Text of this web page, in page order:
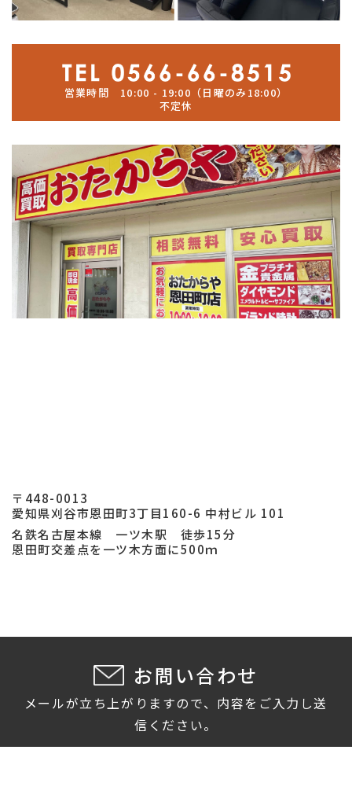
営業時間 10:00 - 19:00（日曜のみ18:00）
不定休
〒448-0013
愛知県刈谷市恩田町3丁目160-6 中村ビル 101
名鉄名古屋本線 一ツ木駅 徒歩15分
恩田町交差点を一ツ木方面に500ｍ
お問い合わせ
メールが立ち上がりますので、内容をご入力し送
信ください。